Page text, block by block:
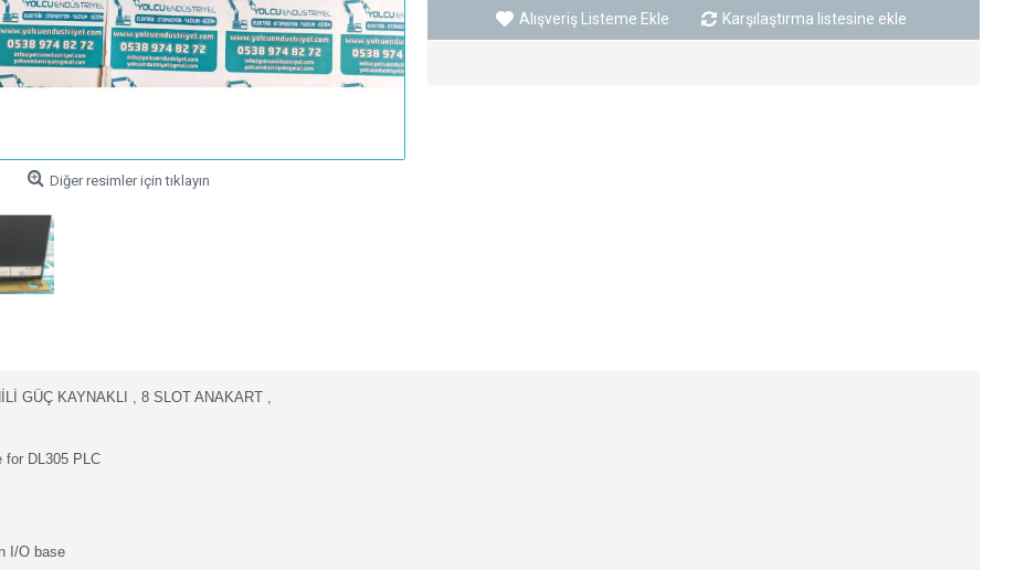
Diğer resimler için tıklayın
Alışveriş Listeme Ekle Karşılaştırma listesine ekle
GÜÇ KAYNAKLI , 8 SLOT ANAKART ,
for DL305 PLC
I/O base